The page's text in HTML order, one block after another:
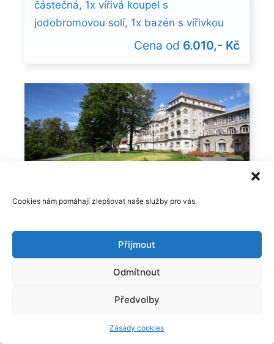
Cookies nám pomáhají zlepšovat naše služby pro vás.
Přijmout
Odmítnout
Předvolby
Zásady cookies
částečná, 1x vířivá koupel s
jodobromovou solí, 1x bazén s vířivkou
Cena od 6.010,- Kč
Lázně Jeseník
celková, 1x citrusová antistresová koupel,